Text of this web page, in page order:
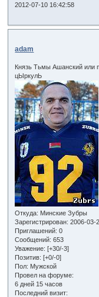
2012-07-10 16:42:58
adam
Князь Тьмы Ашанский или
цЫркулЬ
Откуда: Минские Зубры
Зарегистрирован: 2006-03-
Приглашений: 0
Сообщений: 653
Уважение: [+30/-3]
Позитив: [+0/-0]
Пол: Мужской
Провел на форуме:
6 дней 15 часов
Последний визит: